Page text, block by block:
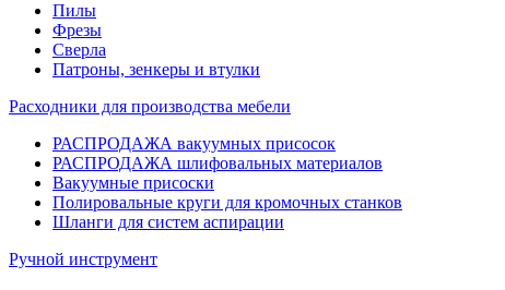
Пилы
Фрезы
Сверла
Патроны, зенкеры и втулки
Расходники для производства мебели
РАСПРОДАЖА вакуумных присосок
РАСПРОДАЖА шлифовальных материалов
Вакуумные присоски
Полировальные круги для кромочных станков
Шланги для систем аспирации
Ручной инструмент